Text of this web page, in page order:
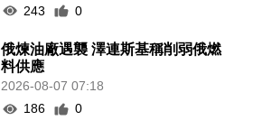
243
0
俄煉油廠遇襲 澤連斯基稱削弱俄燃
料供應
2026-08-07 07:18
186
0